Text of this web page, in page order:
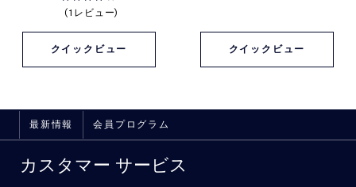
1レビュー
クイックビュー クイックビュー
最新情報 会員プログラム
カスタマー サービス